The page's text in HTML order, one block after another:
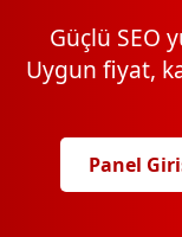
Güçlü SEO
Uygun fiyat,
Panel